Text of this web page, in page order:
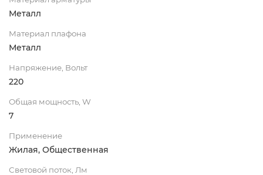
Металл
Материал плафона
Металл
Напряжение, Вольт
220
Общая мощность, W
7
Применение
Жилая, Общественная
Световой поток, Лм